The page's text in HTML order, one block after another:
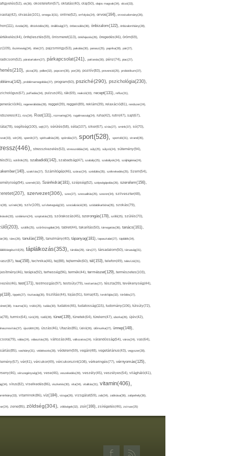
ok(36), okostelefon(57), oktatás(40), olaj(50), olajos magvak(34), olcsó(33),
olvasás(101), omega-3(31), online(52), orrfolyás(24), orvos(164), orvostudomány(26),
óvoda(26), öltözködés(35), önállóság(27), önbecsülés(36), önbizalom(122), önbizalomhiány(28),
önfejlesztés(59), önismeret(113), önkifejezés(26), öregedés(46), öröm(69),
őszinteség(34), ötlet(37), pajzsmirigy(53), pakolás(30), panasz(25), paprika(28), pár(27),
páratartalom(27), párkapcsolat(241), pattanás(30), pénz(74), piac(27),
pizza(25), pollen(32), popcorn(35), por(26), pozitív(83), prevenció(25), probiotikum(37),
problémamegoldás(27), program(60), psziché(290), pszichológia(230),
puffadás(34), pulzus(45), rák(69), reakció(33), recept(131), reflux(31),
regenerálódás(28), reggel(39), reggeli(89), reklám(39), relaxáció(81), rendszer(24),
rizs(34), Rost(131), rozmaring(24), rugalmasság(24), ruha(42), rutin(47), sajt(67),
segítség(100), sejt(27), sérülés(58), séta(107), siker(67), sírás(27), smink(37), só(70),
sör(26), spenót(27), spiritualitás(28), spórolás(37), sport(528), sportoló(31), strand(35),
stresszkezelés(53), stresszoldás(34), súly(25), súlyzó(24), sütemény(94),
sütőtök(25), szabadidő(142), szabadság(47), szabály(25), szabályok(24), szájhigiénia(24),
szakítás(27), Számítógép(46), száraz(24), szédülés(35), székrekedés(25), Szem(54),
szemét(32), Szénhidrát(181), szépség(52), szépségápolás(26), szerelem(156),
szervezet(306), szex(27), szexualitás(25), szezon(34), szilveszter(48),
színek(36), szív(109), szívbetegség(32), szocializáció(30), szódabikarbóna(35), szokás(79),
szolárium(24), szoptatás(33), szórakozás(45), szorongás(178), szőlő(25), szülés(70),
szülők(25), szűrővizsgálat(34), tablet(44), takarítás(50), támogatás(36), tanács(161),
tánc(26), tanulás(159), tanulmány(40), tápanyag(181), tapasztalat(27), táplálék(34),
táplálkozás(353), tárolás(29), társ(27), társadalom(50), társaság(31),
tea(158), technika(46), tej(88), tejtermék(60), tél(153), telefon(49), televízió(31),
terápia(92), terhesség(96), termék(44), természet(129), természetes(103),
test(171), testmozgás(97), testsúly(79), testtartás(27), tészta(39), tevékenység(44),
tippek(27), tisztaság(35), tisztítás(44), tojás(91), torna(43), torokfájás(32), törődés(27),
trauma(31), trükk(25), tudás(30), tudatos(46), tudatosság(115), tudomány(106), túlsúly(72),
turmix(64), túró(29), tüdő(28), tünet(139), tünetek(64), türelem(47), uborka(26), újév(42),
újszülött(26), úszás(46), Utazás(85), Üdítő(26), ülőmunka(27), ünnep(148),
válás(24), választás(29), változás(48), változatos(24), várandósság(54), város(24), vas(64),
vashiány(31), védekezés(28), védelem(59), vegán(48), vegetáriánus(43), vegyszer(28),
vér(41), vércukor(49), vércukorszint(108), vérkeringés(77), vérnyomás(125),
vérszegénység(34), vese(46), veszekedés(29), veszély(45), veszélyes(54), világháló(41),
vírus(82), viselkedés(86), viszketés(30), vita(34), vitalitás(31), vitamin(406),
vitaminok(86), víz(184), vizsga(26), vizsgálat(59), zab(34), zabkása(36), zabpehely(36),
zene(85), zöldség(304), zöldségek(32), zsír(166), zsírégetés(46), zsírsav(25)